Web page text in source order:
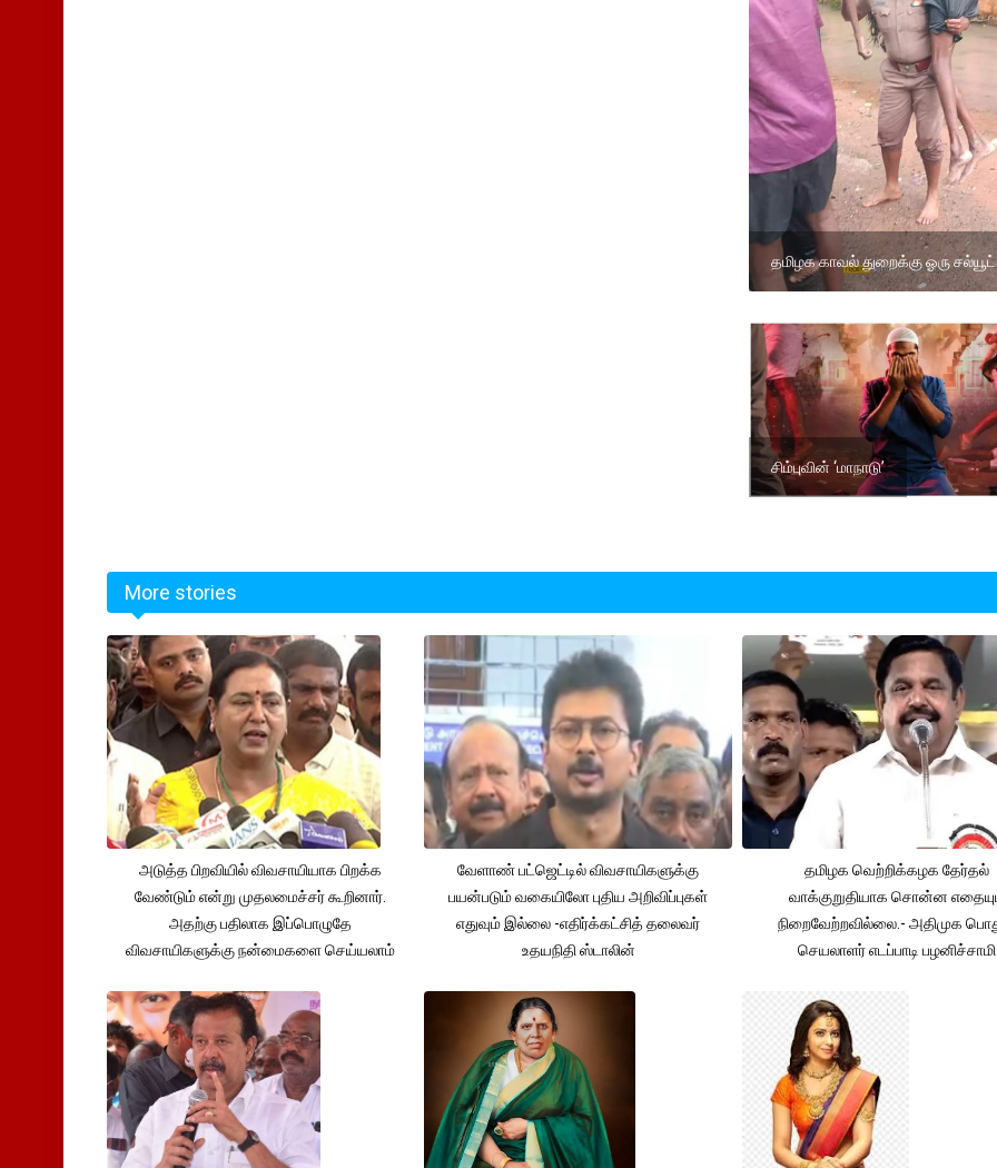
தமிழக காவல் துறைக்கு ஓரு
சிம்புவின் ‘மாநாடு’
More stories
அடுத்த பிறவியில் விவசாயியாக பிறக்க
வேண்டும் என்று முதலமைச்சர் கூறினார்.
அதற்கு பதிலாக இப்பொழுதே
விவசாயிகளுக்கு நன்மைகளை செய்யலாம்
வேளாண் பட்ஜெட்டில் விவசாயிகளுக்கு
பயன்படும் வகையிலோ புதிய அறிவிப்புகள்
எதுவும் இல்லை -எதிர்க்கட்சித் தலைவர்
உதயநிதி ஸ்டாலின்
தமிழக வெற்றிக்கழக தேர்தல்
வாக்குறுதியாக சொன்ன
நிறைவேற்றவில்லை.- அதிமுக
செயலாளர் எடப்பாடி பழனிச்சாமி